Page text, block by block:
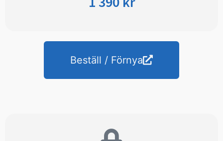
Beställ / Förnya